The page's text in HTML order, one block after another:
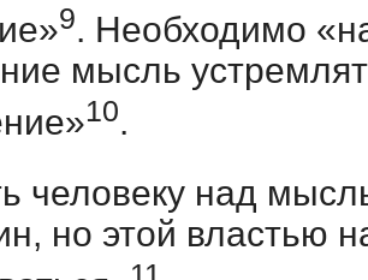
9. Необходимо
мысль
10.
человеку над
но этой властью